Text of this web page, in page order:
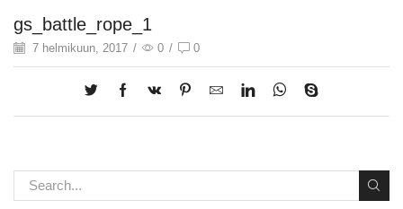
gs_battle_rope_1
7 helmikuun, 2017 / 0 / 0